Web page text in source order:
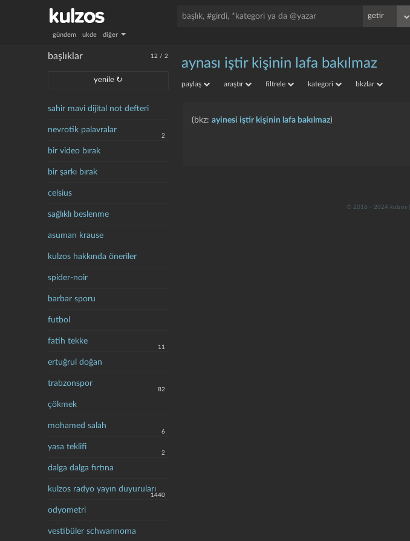
gündem ukde diğer
12 /2
başlıklar
yenile ↻
sahir mavi dijital not defteri
nevrotik palavralar
2
bir video bırak
bir şarkı bırak
celsius
sağlıklı beslenme
asuman krause
kulzos hakkında öneriler
spider-noir
barbar sporu
futbol
fatih tekke
11
ertuğrul doğan
trabzonspor
82
çökmek
mohamed salah
6
yasa teklifi
2
dalga dalga fırtına
kulzos radyo yayın duyuruları
1440
odyometri
vestibüler schwannoma
aynası iştir kişinin lafa bakılmaz
paylaş araştır filtrele kategori bkzlar
(bkz:ayinesi iştir kişinin lafa bakılmaz)
© 2016 - 2024 kulzos |